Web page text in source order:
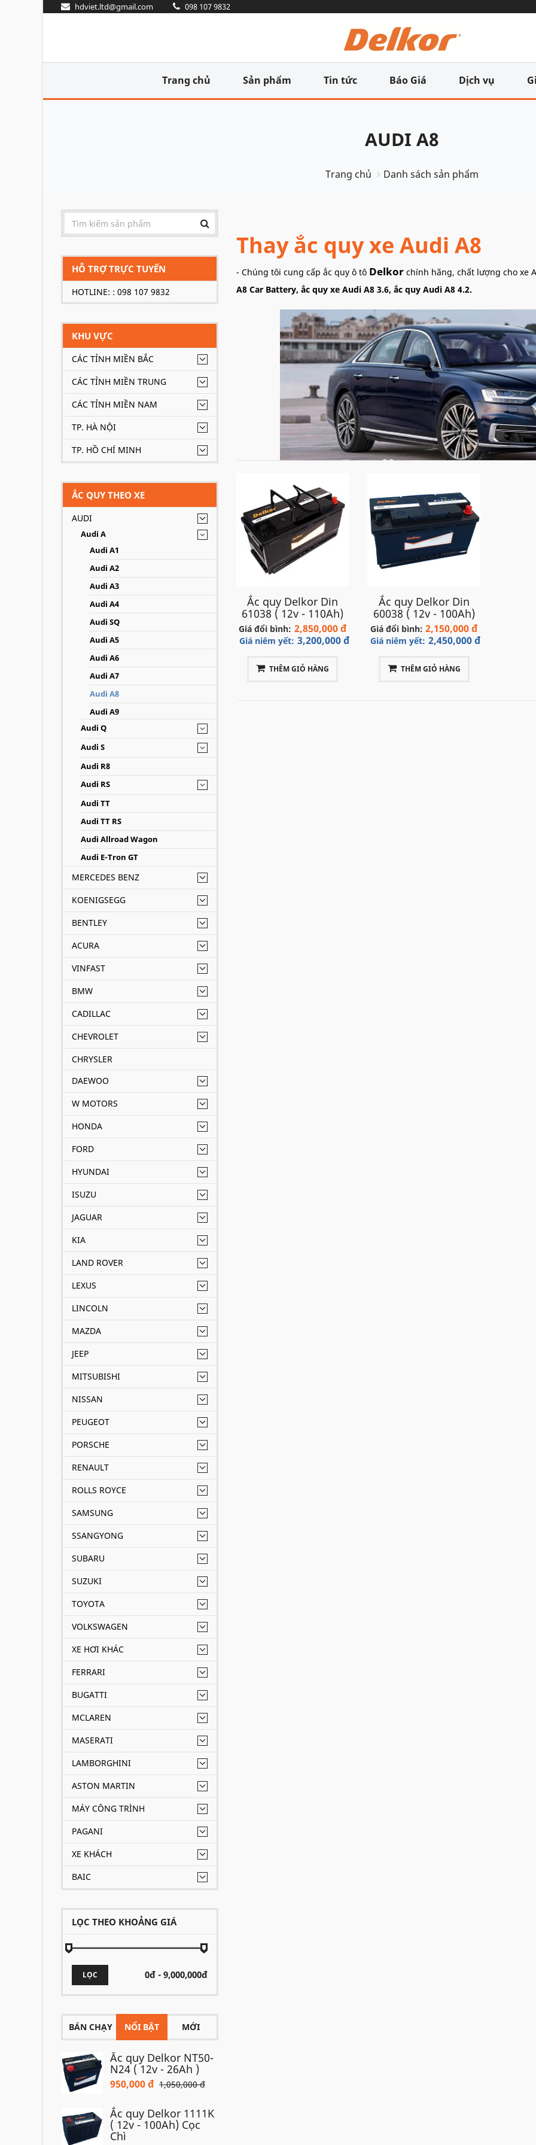
hdviet.ltd@gmail.com 098 107 9832
Trang chủ Sản phẩm Tin tức Báo Giá Dịch vụ
AUDI A8
Trang chủ Danh sách sản phẩm
HỖ TRỢ TRỰC TUYẾN
HOTLINE: : 098 107 9832
KHU VỰC
CÁC TỈNH MIỀN BẮC
CÁC TỈNH MIỀN TRUNG
CÁC TỈNH MIỀN NAM
TP. HÀ NỘI
TP. HỒ CHÍ MINH
ẮC QUY THEO XE
AUDI
Audi A
Audi A1
Audi A2
Audi A3
Audi A4
Audi SQ
Audi A5
Audi A6
Audi A7
Audi A8
Audi A9
Audi Q
Audi S
Audi R8
Audi RS
Audi TT
Audi TT RS
Audi Allroad Wagon
Audi E-Tron GT
MERCEDES BENZ
KOENIGSEGG
BENTLEY
ACURA
VINFAST
BMW
CADILLAC
CHEVROLET
CHRYSLER
DAEWOO
W MOTORS
HONDA
FORD
HYUNDAI
ISUZU
JAGUAR
KIA
LAND ROVER
LEXUS
LINCOLN
MAZDA
JEEP
MITSUBISHI
NISSAN
PEUGEOT
PORSCHE
RENAULT
ROLLS ROYCE
SAMSUNG
SSANGYONG
SUBARU
SUZUKI
TOYOTA
VOLKSWAGEN
XE HƠI KHÁC
FERRARI
BUGATTI
MCLAREN
MASERATI
LAMBORGHINI
ASTON MARTIN
MÁY CÔNG TRÌNH
PAGANI
XE KHÁCH
BAIC
LỌC THEO KHOẢNG GIÁ
LỌC
BÁN CHẠY NỔI BẬT MỚI
Ắc quy Delkor NT50-
N24 ( 12v - 26Ah )
950,000 đ 1,050,000 đ
Ắc quy Delkor 1111K
( 12v - 100Ah) Cọc
Chì
Thay ắc quy xe Audi A8
- Chúng tôi cung cấp ắc quy ô tô Delkor chính hãng, chất lượng cho xe
A8 Car Battery, ắc quy xe Audi A8 3.6, ắc quy Audi A8 4.2.
Ắc quy xe ô tô Audi A8 theo xe
- Ngoài việc bán hàng cho các doanh nghiệp, phân phối ắc quy cho các
ắc quy ô tô tận nơi
, câu quy ô tô, cứu hộ ắc quy ô tô Audi A8
như: Hà Nội, thành phố Hồ Chí Minh, Đà Nẵng, Hải Phòng.. với tốc độ
lòng quý khách.
Hotline: 098.107.98.32hoặc 0969 705 828để được hỗ trợ nhanh
Ắc quy Delkor Din
61038 ( 12v - 110Ah)
Giá đổi bình: 2,850,000 đ
Giá niêm yết: 3,200,000 đ
THÊM GIỎ HÀNG
Ắc quy Delkor Din
60038 ( 12v - 100Ah)
Giá đổi bình: 2,150,000 đ
Giá niêm yết: 2,450,000 đ
THÊM GIỎ HÀNG